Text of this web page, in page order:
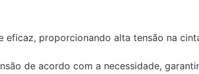
eficaz, proporcionando alta tensão na
de acordo com a necessidade,